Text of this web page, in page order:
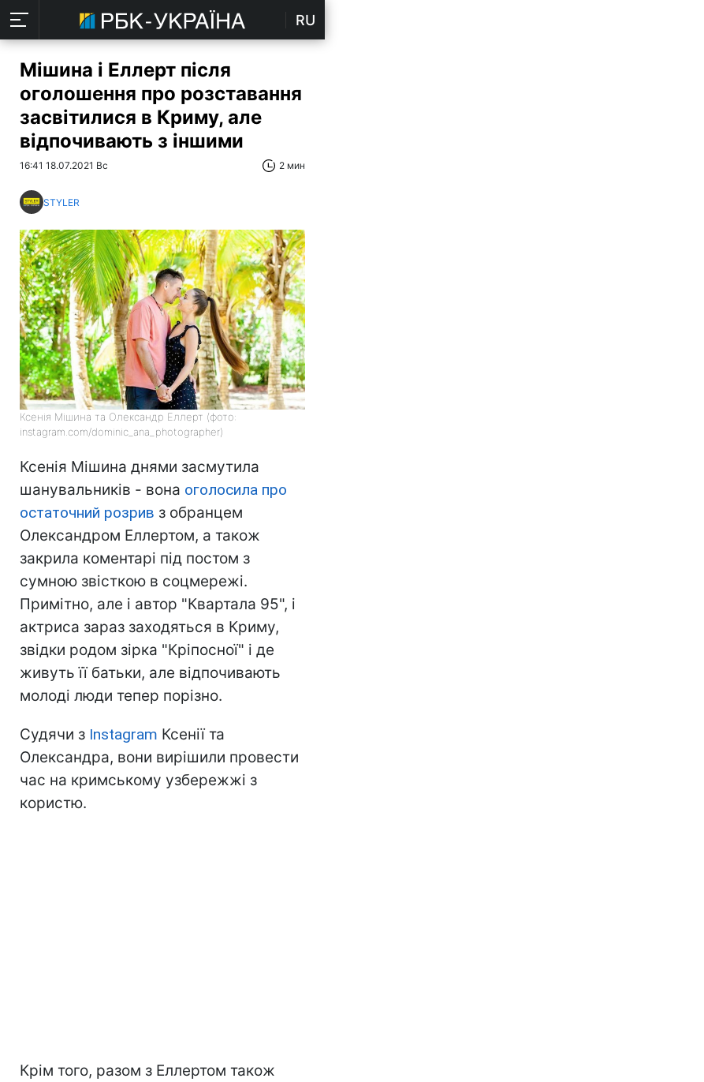
RU
Мішина і Еллерт після
оголошення про розставання
засвітилися в Криму, але
відпочивають з іншими
16:41 18.07.2021 Вс 2 мин
STYLER
Ксенія Мішина та Олександр Еллерт (фото:
instagram.com/dominic_ana_photographer)
Ксенія Мішина днями засмутила
шанувальників - вона оголосила про
остаточний розрив з обранцем
Олександром Еллертом, а також
закрила коментарі під постом з
сумною звісткою в соцмережі.
Примітно, але і автор "Квартала 95", і
актриса зараз заходяться в Криму,
звідки родом зірка "Кріпосної" і де
живуть її батьки, але відпочивають
молоді люди тепер порізно.
Судячи з Instagram Ксенії та
Олександра, вони вирішили провести
час на кримському узбережжі з
користю.
Крім того, разом з Еллертом також